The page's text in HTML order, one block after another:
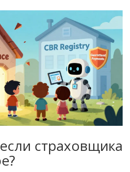
страховщика